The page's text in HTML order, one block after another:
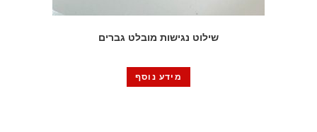
שילוט נגישות מובלט גברים
מידע נוסף